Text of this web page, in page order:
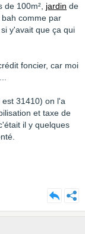
de 100m², jardin de
comme par
y'avait que ça qui
foncier, car moi
31410) on l'a
et taxe de
il y quelques